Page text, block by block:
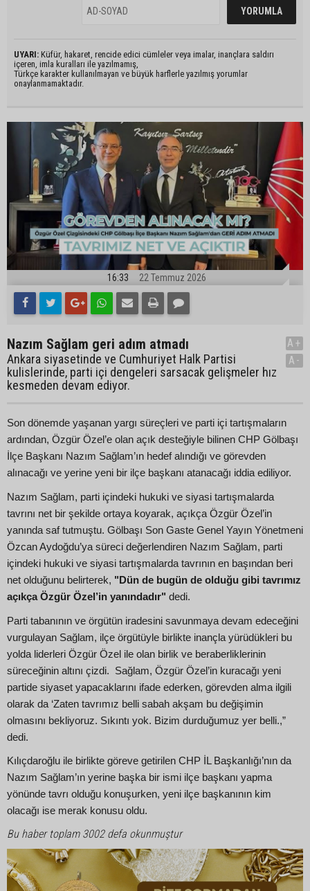
UYARI: Küfür, hakaret, rencide edici cümleler veya imalar, inançlara saldırı
içeren, imla kuralları ile yazılmamış,
Türkçe karakter kullanılmayan ve büyük harflerle yazılmış yorumlar
onaylanmamaktadır.
16:33 22 Temmuz 2026
Nazım Sağlam geri adım atmadı
Ankara siyasetinde ve Cumhuriyet Halk Partisi
kulislerinde, parti içi dengeleri sarsacak gelişmeler hız
kesmeden devam ediyor.
A+
A-
Son dönemde yaşanan yargı süreçleri ve parti içi tartışmaların
ardından, Özgür Özel’e olan açık desteğiyle bilinen CHP Gölbaşı
İlçe Başkanı Nazım Sağlam’ın hedef alındığı ve görevden
alınacağı ve yerine yeni bir ilçe başkanı atanacağı iddia ediliyor.
Nazım Sağlam, parti içindeki hukuki ve siyasi tartışmalarda
tavrını net bir şekilde ortaya koyarak, açıkça Özgür Özel’in
yanında saf tutmuştu. Gölbaşı Son Gaste Genel Yayın Yönetmeni
Özcan Aydoğdu’ya süreci değerlendiren Nazım Sağlam, parti
içindeki hukuki ve siyasi tartışmalarda tavrının en başından beri
net olduğunu belirterek, "Dün de bugün de olduğu gibi tavrımız
açıkça Özgür Özel’in yanındadır" dedi.
Parti tabanının ve örgütün iradesini savunmaya devam edeceğini
vurgulayan Sağlam, ilçe örgütüyle birlikte inançla yürüdükleri bu
yolda liderleri Özgür Özel ile olan birlik ve beraberliklerinin
süreceğinin altını çizdi. Sağlam, Özgür Özel’in kuracağı yeni
partide siyaset yapacaklarını ifade ederken, görevden alma ilgili
olarak da ‘Zaten tavrımız belli sabah akşam bu değişimin
olmasını bekliyoruz. Sıkıntı yok. Bizim durduğumuz yer belli.,”
dedi.
Kılıçdaroğlu ile birlikte göreve getirilen CHP İL Başkanlığı’nın da
Nazım Sağlam’ın yerine başka bir ismi ilçe başkanı yapma
yönünde tavrı olduğu konuşurken, yeni ilçe başkanının kim
olacağı ise merak konusu oldu.
Bu haber toplam 3002 defa okunmuştur